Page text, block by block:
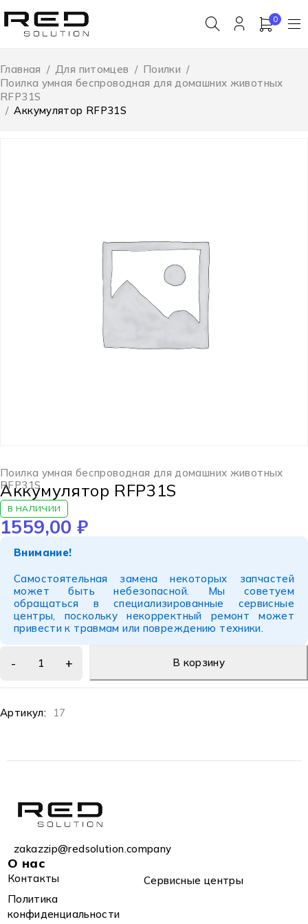
0
Главная / Для питомцев / Поилки /
Поилка умная беспроводная для домашних животных
RFP31S
/ Аккумулятор RFP31S
Поилка умная беспроводная для домашних животных
RFP31S
Аккумулятор RFP31S
В НАЛИЧИИ
1559,00 ₽
Внимание!
Самостоятельная замена некоторых запчастей
может быть небезопасной. Мы советуем
обращаться в специализированные сервисные
центры, поскольку некорректный ремонт может
привести к травмам или повреждению техники.
В корзину
Артикул: 17
zakazzip@redsolution.company
О нас
Контакты
Сервисные центры
Политика
конфиденциальности